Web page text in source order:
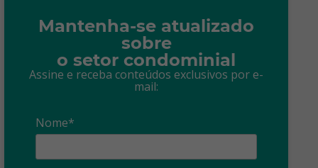
Mantenha-se atualizado
sobre
o setor condominial
Assine e receba conteúdos exclusivos por e-
mail:
Nome*